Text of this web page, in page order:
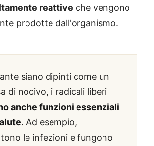
reattive che vengono
prodotte dall'organismo.
siano dipinti come un
di nocivo, i radicali liberi
anche funzioni essenziali
. Ad esempio,
le infezioni e fungono